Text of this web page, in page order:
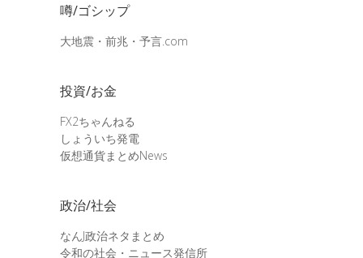
噂/ゴシップ
大地震・前兆・予言.com
投資/お金
FX2ちゃんねる
しょういち発電
仮想通貨まとめNews
政治/社会
なんJ政治ネタまとめ
令和の社会・ニュース発信所